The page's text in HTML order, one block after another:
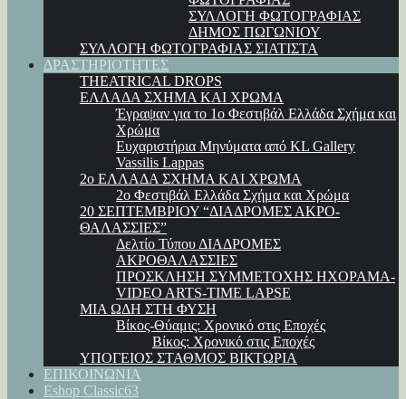
ΣΥΛΛΟΓΗ ΦΩΤΟΓΡΑΦΙΑΣ
ΔΗΜΟΣ ΠΩΓΩΝΙΟΥ
ΣΥΛΛΟΓΗ ΦΩΤΟΓΡΑΦΙΑΣ ΣΙΑΤΙΣΤΑ
ΔΡΑΣΤΗΡΙΟΤΗΤΕΣ
THEATRICAL DROPS
ΕΛΛΑΔΑ ΣΧΗΜΑ ΚΑΙ ΧΡΩΜΑ
Έγραψαν για το 1ο Φεστιβάλ Ελλάδα Σχήμα και
Χρώμα
Ευχαριστήρια Μηνύματα από KL Gallery
Vassilis Lappas
2ο ΕΛΛΑΔΑ ΣΧΗΜΑ ΚΑΙ ΧΡΩΜΑ
2ο Φεστιβάλ Ελλάδα Σχήμα και Χρώμα
20 ΣΕΠΤΕΜΒΡΙΟΥ “ΔΙΑΔΡΟΜΕΣ ΑΚΡΟ-
ΘΑΛΑΣΣΙΕΣ”
Δελτίο Τύπου ΔΙΑΔΡΟΜΕΣ
ΑΚΡΟΘΑΛΑΣΣΙΕΣ
ΠΡΟΣΚΛΗΣΗ ΣΥΜΜΕΤΟΧΗΣ ΗΧΟΡΑΜΑ-
VIDEO ARTS-TIME LAPSE
ΜΙΑ ΩΔΗ ΣΤΗ ΦΥΣΗ
Βίκος-Θύαμις: Χρονικό στις Εποχές
Βίκος: Χρονικό στις Εποχές
ΥΠΟΓΕΙΟΣ ΣΤΑΘΜΟΣ ΒΙΚΤΩΡΙΑ
ΕΠΙΚΟΙΝΩΝΙΑ
Eshop Classic63